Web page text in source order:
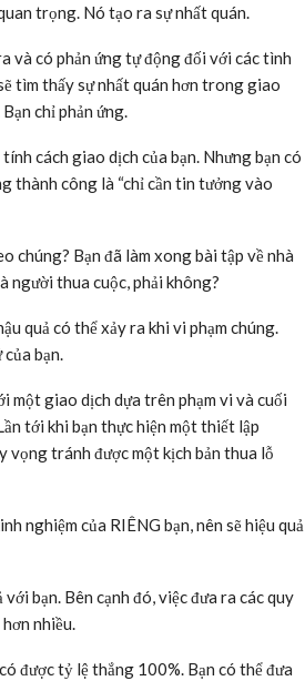
trọng. Nó tạo ra sự nhất quán.
và có phản ứng tự động đối với các tình
tìm thấy sự nhất quán hơn trong giao
chỉ phản ứng.
cách giao dịch của bạn. Nhưng bạn có
thành công là “chỉ cần tin tưởng vào
chúng? Bạn đã làm xong bài tập về nhà
người thua cuộc, phải không?
quả có thể xảy ra khi vi phạm chúng.
bạn.
một giao dịch dựa trên phạm vi và cuối
tới khi bạn thực hiện một thiết lập
vọng tránh được một kịch bản thua lỗ
nghiệm của RIÊNG bạn, nên sẽ hiệu quả
bạn. Bên cạnh đó, việc đưa ra các quy
nhiều.
được tỷ lệ thắng 100%. Bạn có thể đưa